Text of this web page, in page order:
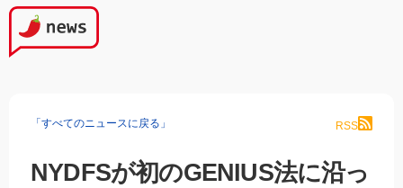
「すべてのニュースに戻る」 RSS
NYDFSが初のGENIUS法に沿っ